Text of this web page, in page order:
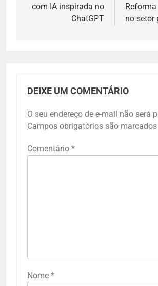
com IA inspirada no
ChatGPT
no setor
DEIXE UM COMENTÁRIO
O seu endereço de e-mail não será
Campos obrigatórios são
Comentário *
Nome *